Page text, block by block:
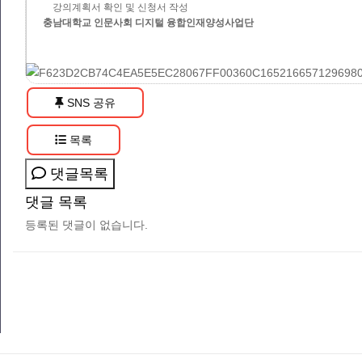
강의계획서 확인 및 신청서 작성
충남대학교 인문사회 디지털 융합인재양성사업단
SNS 공유
목록
댓글목록
댓글 목록
등록된 댓글이 없습니다.